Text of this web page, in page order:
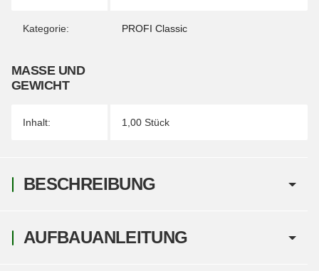
Kategorie: PROFI Classic
MASSE UND G
EWICHT
Inhalt: 1,00 Stück
BESCHREIBUNG
AUFBAUANLEITUNG